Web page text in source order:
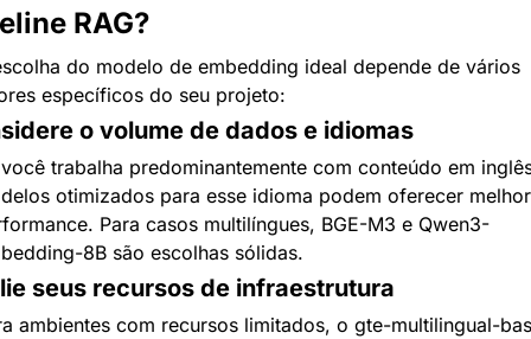
RAG?
do modelo de embedding ideal depende de vários
específicos do seu projeto:
o volume de dados e idiomas
trabalha predominantemente com conteúdo em
otimizados para esse idioma podem oferecer melhor
Para casos multilíngues, BGE-M3 e Qwen3-
8B são escolhas sólidas.
seus recursos de infraestrutura
ambientes com recursos limitados, o gte-multilingual-